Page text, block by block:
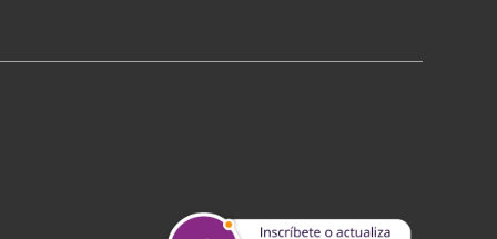
para durar y mantener su
Para momentos de descanso,